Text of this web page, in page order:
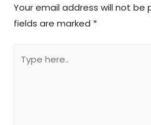
Your email address will not be
fields are marked *